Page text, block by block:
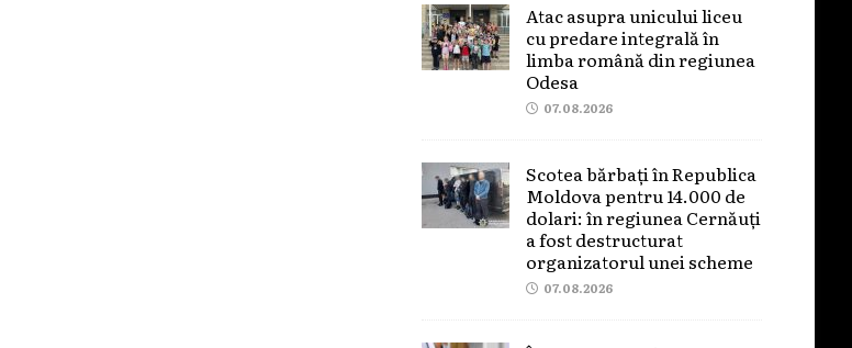
Atac asupra unicului liceu
cu predare integrală în
limba română din regiunea
Odesa
07.08.2026
Scotea bărbați în Republica
Moldova pentru 14.000 de
dolari: în regiunea Cernăuți
a fost destructurat
organizatorul unei scheme
07.08.2026